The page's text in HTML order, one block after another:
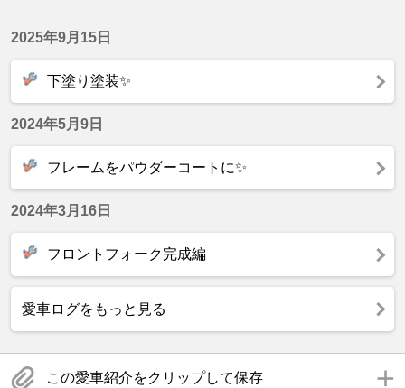
2025年9月15日
下塗り塗装✨
2024年5月9日
フレームをパウダーコートに✨
2024年3月16日
フロントフォーク完成編
愛車ログをもっと見る
この愛車紹介をクリップして保存